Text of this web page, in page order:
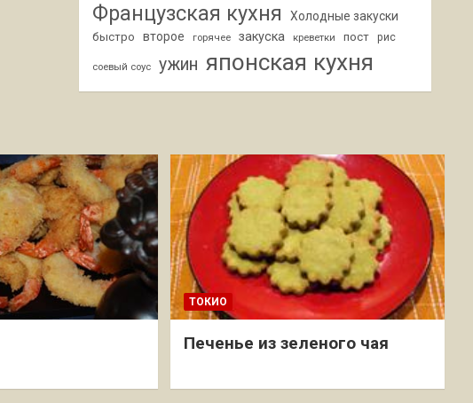
Французская кухня Холодные закуски
быстро второе горячее закуска креветки пост рис
соевый соус ужин японская кухня
ТОКИО
Печенье из зеленого чая